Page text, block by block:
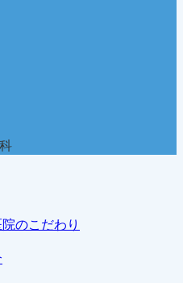
のこだわり